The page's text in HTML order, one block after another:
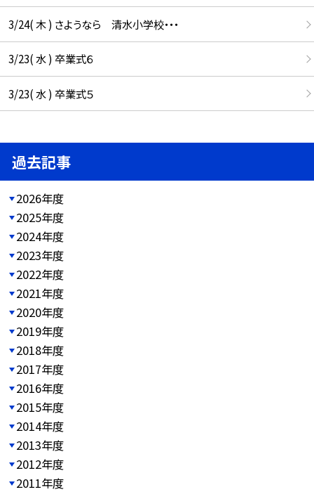
3/24( 木 ) さようなら 清水小学校・・・
3/23( 水 ) 卒業式６
3/23( 水 ) 卒業式５
過去記事
2026年度
2025年度
2024年度
2023年度
2022年度
2021年度
2020年度
2019年度
2018年度
2017年度
2016年度
2015年度
2014年度
2013年度
2012年度
2011年度